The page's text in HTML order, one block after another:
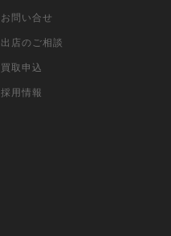
お問い合せ
出店のご相談
買取申込
採用情報